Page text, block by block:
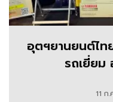
อุตฯยานยนต์ไท
รถเยี่ยม
11 ก